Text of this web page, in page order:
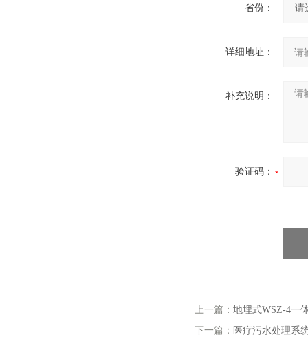
省份：
详细地址：
补充说明：
验证码：
上一篇： 地埋式WSZ-4一
下一篇： 医疗污水处理系